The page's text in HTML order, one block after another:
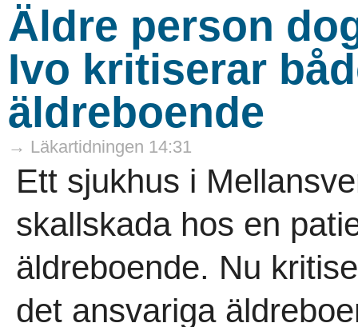
Äldre person
Ivo kritiserar
äldreboende
→ Läkartidningen 14:31
Ett sjukhus i
skallskada hos en
äldreboende. Nu
det ansvariga